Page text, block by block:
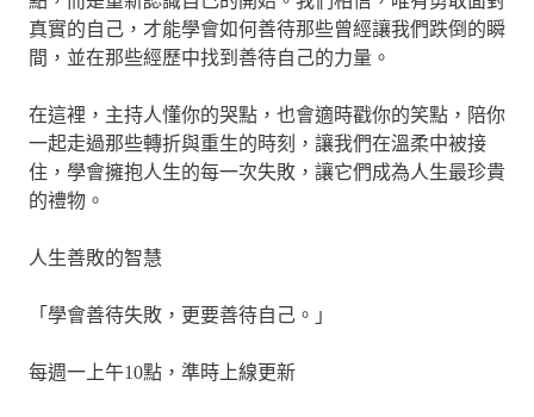
真實的自己，才能學會如何善待那些曾經讓我們跌倒的瞬
間，並在那些經歷中找到善待自己的力量。
在這裡，主持人懂你的哭點，也會適時戳你的笑點，陪你
一起走過那些轉折與重生的時刻，讓我們在溫柔中被接
住，學會擁抱人生的每一次失敗，讓它們成為人生最珍貴
的禮物。
人生善敗的智慧
「學會善待失敗，更要善待自己。」
每週一上午10點，準時上線更新